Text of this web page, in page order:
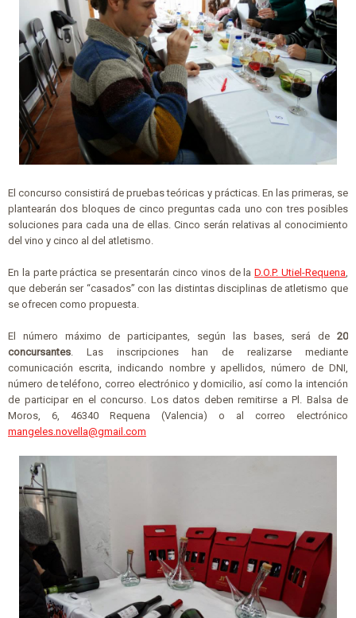
El concurso consistirá de pruebas teóricas y prácticas. En las primeras, se
plantearán dos bloques de cinco preguntas cada uno con tres posibles
soluciones para cada una de ellas. Cinco serán relativas al conocimiento
del vino y cinco al del atletismo.
En la parte práctica se presentarán cinco vinos de laD.O.P. Utiel-Requena
que deberán ser “casados” con las distintas disciplinas de atletismo que
se ofrecen como propuesta.
El número máximo de participantes, según las bases, será de 20
concursantes . Las inscripciones han de realizarse mediante
comunicación escrita, indicando nombre y apellidos, número de DNI,
número de teléfono, correo electrónico y domicilio, así como la intención
de participar en el concurso. Los datos deben remitirse a Pl. Balsa de
Moros, 6, 46340 Requena (Valencia) o al correo electrónico
mangeles.novella@gmail.com